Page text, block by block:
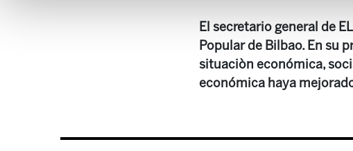
El secretario general de
Popular de Bilbao. En su
situaciòn económica,
económica haya